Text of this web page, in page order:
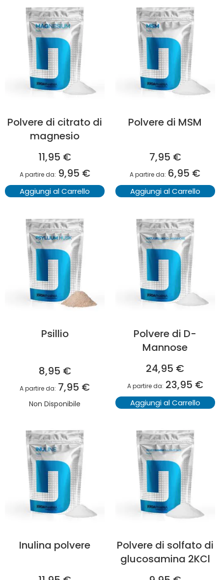
Polvere di citrato di
magnesio
11,95 €
A partire da 9,95 €
Aggiungi al Carrello
Polvere di MSM
7,95 €
A partire da 6,95 €
Aggiungi al Carrello
Psillio
8,95 €
A partire da 7,95 €
Non Disponibile
Polvere di D-
Mannose
24,95 €
A partire da 23,95 €
Aggiungi al Carrello
Inulina polvere
Polvere di solfato di
glucosamina 2KCl